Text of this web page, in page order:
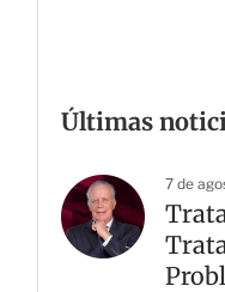
Últimas
7 de